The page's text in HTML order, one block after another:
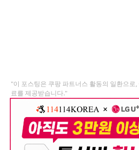
"이 포스팅은 쿠팡 파트너스 활동의 일환으로
료를 제공받습니다."